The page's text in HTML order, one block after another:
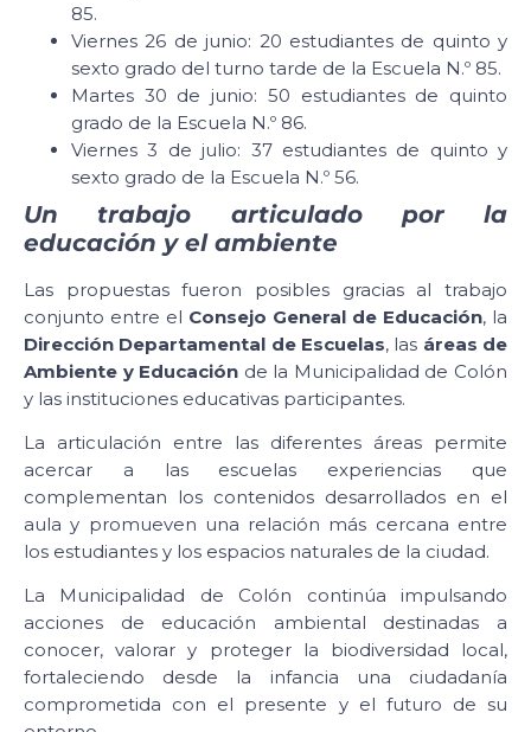
85.
Viernes 26 de junio: 20 estudiantes de quinto y
sexto grado del turno tarde de la Escuela N.º 85.
Martes 30 de junio: 50 estudiantes de quinto
grado de la Escuela N.º 86.
Viernes 3 de julio: 37 estudiantes de quinto y
sexto grado de la Escuela N.º 56.
Un trabajo articulado por la
educación y el ambiente
Las propuestas fueron posibles gracias al trabajo
conjunto entre el Consejo General de Educación, la
Dirección Departamental de Escuelas, las áreas de
Ambiente y Educación de la Municipalidad de Colón
y las instituciones educativas participantes.
La articulación entre las diferentes áreas permite
acercar a las escuelas experiencias que
complementan los contenidos desarrollados en el
aula y promueven una relación más cercana entre
los estudiantes y los espacios naturales de la ciudad.
La Municipalidad de Colón continúa impulsando
acciones de educación ambiental destinadas a
conocer, valorar y proteger la biodiversidad local,
fortaleciendo desde la infancia una ciudadanía
comprometida con el presente y el futuro de su